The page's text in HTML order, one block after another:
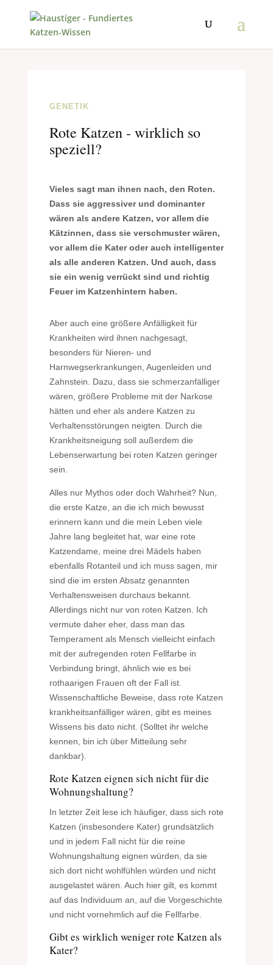
GENETIK
Rote Katzen - wirklich so
speziell?
Vieles sagt man ihnen nach, den Roten.
Dass sie aggressiver und dominanter
wären als andere Katzen, vor allem die
Kätzinnen, dass sie verschmuster wären,
vor allem die Kater oder auch intelligenter
als alle anderen Katzen. Und auch, dass
sie ein wenig verrückt sind und richtig
Feuer im Katzenhintern haben.
Aber auch eine größere Anfälligkeit für
Krankheiten wird ihnen nachgesagt,
besonders für Nieren- und
Harnwegserkrankungen, Augenleiden und
Zahnstein. Dazu, dass sie schmerzanfälliger
wären, größere Probleme mit der Narkose
hätten und eher als andere Katzen zu
Verhaltensstörungen neigten. Durch die
Krankheitsneigung soll außerdem die
Lebenserwartung bei roten Katzen geringer
sein.
Alles nur Mythos oder doch Wahrheit? Nun,
die erste Katze, an die ich mich bewusst
erinnern kann und die mein Leben viele
Jahre lang begleitet hat, war eine rote
Katzendame, meine drei Mädels haben
ebenfalls Rotanteil und ich muss sagen, mir
sind die im ersten Absatz genannten
Verhaltensweisen durchaus bekannt.
Allerdings nicht nur von roten Katzen. Ich
vermute daher eher, dass man das
Temperament als Mensch vielleicht einfach
mit der aufregenden roten Fellfarbe in
Verbindung bringt, ähnlich wie es bei
rothaarigen Frauen oft der Fall ist.
Wissenschaftliche Beweise, dass rote Katzen
krankheitsanfälliger wären, gibt es meines
Wissens bis dato nicht. (Solltet ihr welche
kennen, bin ich über Mitteilung sehr
dankbar).
Rote Katzen eignen sich nicht für die
Wohnungshaltung?
In letzter Zeit lese ich häufiger, dass sich rote
Katzen (insbesondere Kater) grundsätzlich
und in jedem Fall nicht für die reine
Wohnungshaltung eignen würden, da sie
sich dort nicht wohlfühlen würden und nicht
ausgelastet wären. Auch hier gilt, es kommt
auf das Individuum an, auf die Vorgeschichte
und nicht vornehmlich auf die Fellfarbe.
Gibt es wirklich weniger rote Katzen als
Kater?